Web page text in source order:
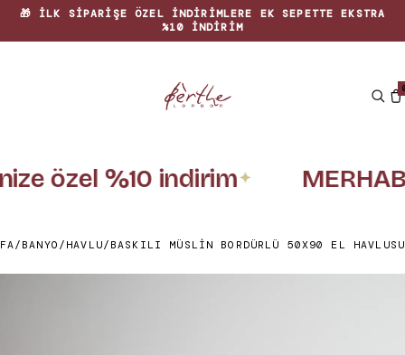
🎁 İLK SIPARIŞE ÖZEL INDIRIMLERE EK SEPETTE EKSTRA
%10 INDIRIM
özel %10 indirim✦
/ BANYO / HAVLU/ BASKILI MÜSLIN BORDÜRLÜ 50X90 EL HAVLUSU